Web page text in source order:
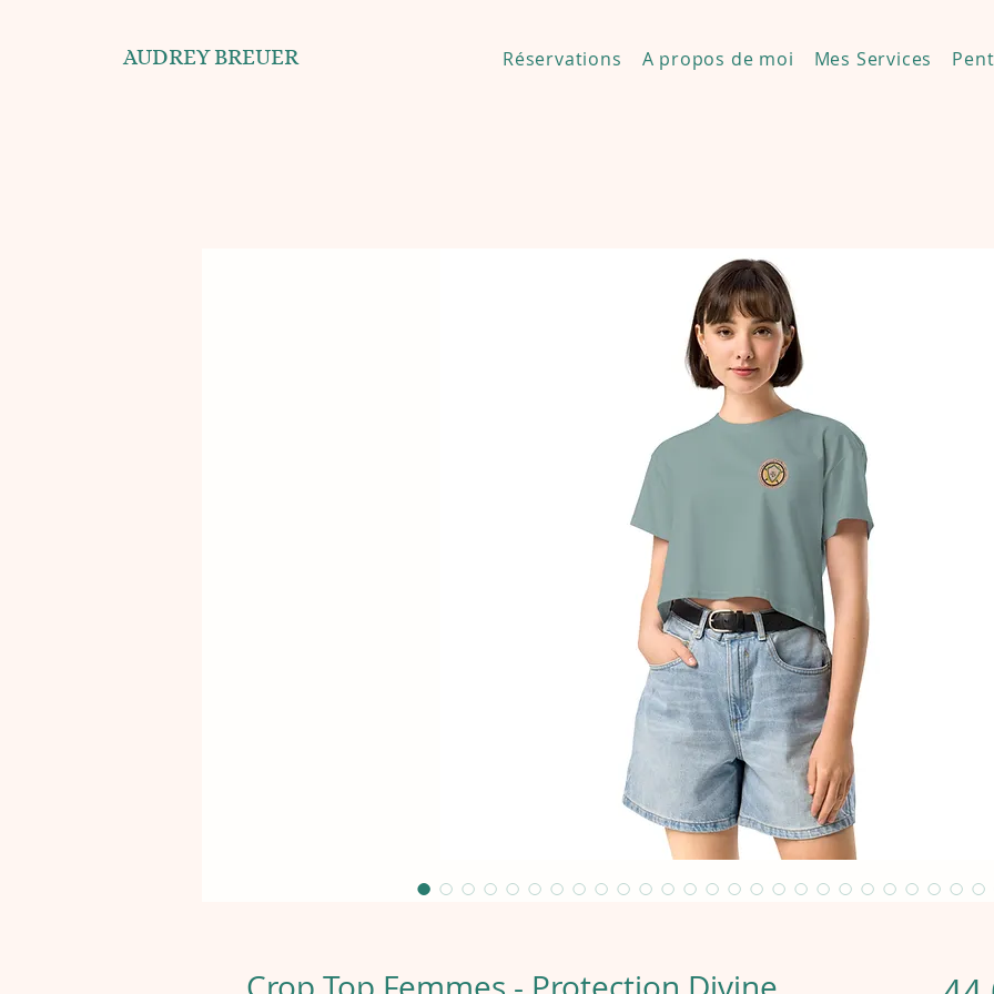
AUDREY BREUER Réservations A propos de moi Mes Services